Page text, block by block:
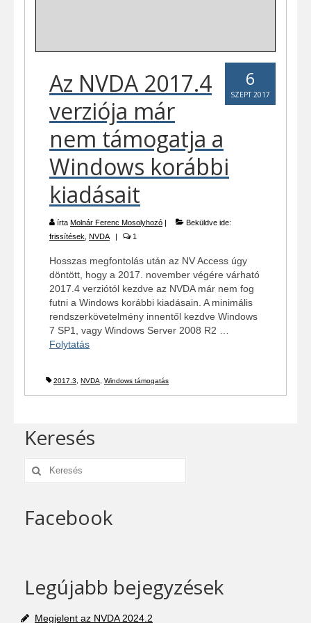
6
SZEPT 2017
Az NVDA 2017.4
verziója már
nem támogatja a
Windows korábbi
kiadásait
írta Molnár Ferenc Mosolyhozó
Beküldve ide:
frissítések, NVDA 1
Hosszas megfontolás után az NV Access úgy
döntött, hogy a 2017. november végére várható
2017.4 verziótól kezdve az NVDA már nem fog
futni a Windows korábbi kiadásain. A minimális
rendszerkövetelmény innentől kezdve Windows
7 SP1, vagy Windows Server 2008 R2 …
Folytatás
2017.3, NVDA, Windows támogatás
Keresés
Keresés:
Facebook
Legújabb bejegyzések
Megjelent az NVDA 2024.2